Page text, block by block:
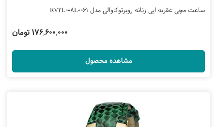
ساعت مچی عقربه ایی زنانه روبرتوکاوالی مدل RV2L008L0061
176,600,000 تومان
مشاهده محصول